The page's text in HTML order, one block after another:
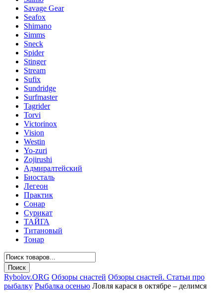
Savage Gear
Seafox
Shimano
Simms
Sneck
Spider
Stinger
Stream
Sufix
Sundridge
Surfmaster
Tagrider
Torvi
Victorinox
Vision
Westin
Yo-zuri
Zojirushi
Адмиралтейский
Биосталь
Легеон
Практик
Сонар
Сурикат
ТАЙГА
Титановый
Тонар
Rybolov.ORG Обзоры снастей Обзоры снастей. Статьи про
рыбалку Рыбалка осенью Ловля карася в октябре – делимся